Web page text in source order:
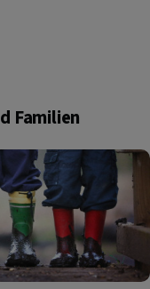
Familien